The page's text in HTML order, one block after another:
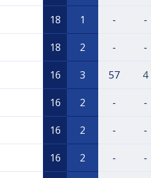
18 1 - -
18 2 - -
16 3 57 4
16 2 - -
16 2 - -
16 2 - -